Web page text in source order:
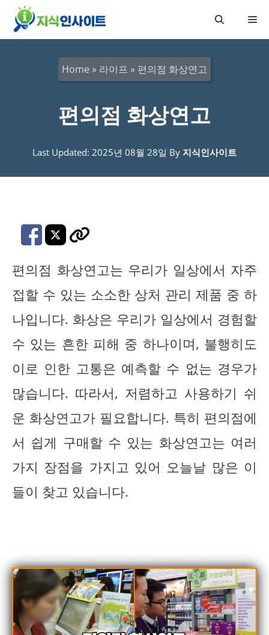
메
Home » 라이프 » 편의점 화상연고
편의점 화상연고
Last Updated: 2025년 08월 28일 By 지식인사이트
편의점 화상연고는 우리가 일상에서 자주
접할 수 있는 소소한 상처 관리 제품 중 하
나입니다. 화상은 우리가 일상에서 경험할
수 있는 흔한 피해 중 하나이며, 불행히도
이로 인한 고통은 예측할 수 없는 경우가
많습니다. 따라서, 저렴하고 사용하기 쉬
운 화상연고가 필요합니다. 특히 편의점에
서 쉽게 구매할 수 있는 화상연고는 여러
가지 장점을 가지고 있어 오늘날 많은 이
들이 찾고 있습니다.